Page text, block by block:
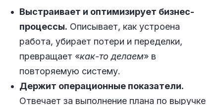
Выстраивает и оптимизирует бизнес-
процессы. Описывает, как устроена
работа, убирает потери и переделки,
превращает «как-то делаем» в
повторяемую систему.
Держит операционные показатели.
Отвечает за выполнение плана по выручке